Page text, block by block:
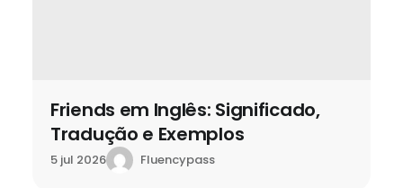
Friends em Inglês: Significado,
Tradução e Exemplos
5 jul 2026 Fluencypass